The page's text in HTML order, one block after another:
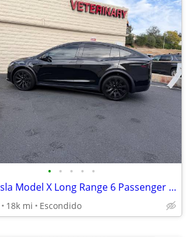
• • • • •
2022 Tesla Model X Long Range 6 Passenger 18,000 Miles
18k mi Escondido